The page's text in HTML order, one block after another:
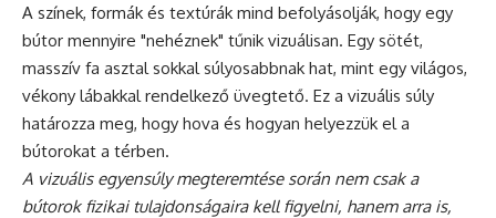
A színek, formák és textúrák mind befolyásolják, hogy egy
bútor mennyire "nehéznek" tűnik vizuálisan. Egy sötét,
masszív fa asztal sokkal súlyosabbnak hat, mint egy világos,
vékony lábakkal rendelkező üvegtető. Ez a vizuális súly
határozza meg, hogy hova és hogyan helyezzük el a
bútorokat a térben.
A vizuális egyensúly megteremtése során nem csak a
bútorok fizikai tulajdonságaira kell figyelni, hanem arra is,